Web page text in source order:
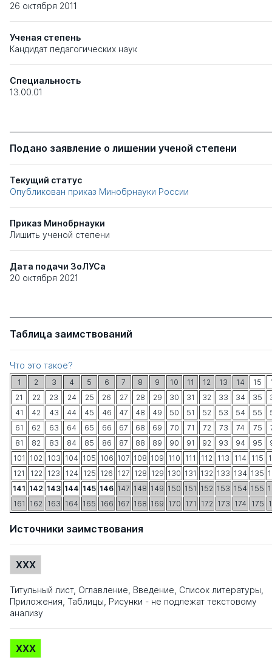
26 октября 2011
Ученая степень
Кандидат педагогических наук
Специальность
13.00.01
Подано заявление о лишении ученой степени
Текущий статус
Опубликован приказ Минобрнауки России
Приказ Минобрнауки
Лишить ученой степени
Дата подачи ЗоЛУСа
20 октября 2021
Таблица заимствований
Что это такое?
1 2 3 4 5 6 7 8 9 10 11 12 13 14 15
21
22 23 24 25 26 27 28 29 30 31 32 33 34 35
41
42 43 44 45 46 47 48 49 50 51 52 53 54 55
61
62 63 64 65 66 67 68 69 70 71 72 73 74 75
81
82 83 84 85 86 87 88 89 90 91 92 93 94 95
101
102 103 104 105 106 107 108 109 110 111 112 113 114 115
121
122 123 124 125 126 127 128 129 130 131 132 133 134 135
141 142 143 144 145 146 147 148 149 150 151 152 153 154 155
161
162 163 164 165 166 167 168 169 170 171 172 173 174 175
Источники заимствования
XXX
Титульный лист, Оглавление, Введение, Список литературы,
Приложения, Таблицы, Рисунки - не подлежат текстовому
анализу
XXX